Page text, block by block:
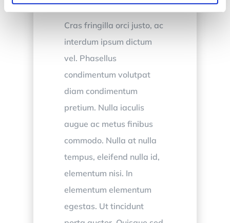
Cras fringilla orci justo, ac
interdum ipsum dictum
vel. Phasellus
condimentum volutpat
diam condimentum
pretium. Nulla iaculis
augue ac metus finibus
commodo. Nulla at nulla
tempus, eleifend nulla id,
elementum nisi. In
elementum elementum
egestas. Ut tincidunt